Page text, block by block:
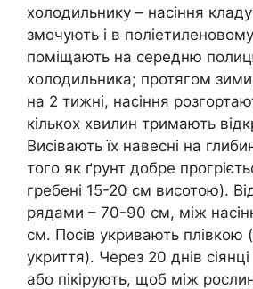
холодильнику – насіння
змочують і в
поміщають на середню
холодильника; протягом
на 2 тижні, насіння
кількох хвилин тримають
Висівають їх навесні на
того як ґрунт добре
гребені 15-20 см висотою).
рядами – 70-90 см, між
см. Посів укривають плівкою
укриття). Через 20 днів
або пікірують, щоб між